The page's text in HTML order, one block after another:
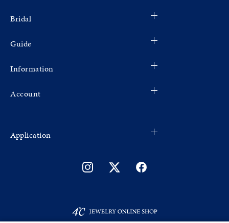
Bridal
Guide
Information
Account
Application